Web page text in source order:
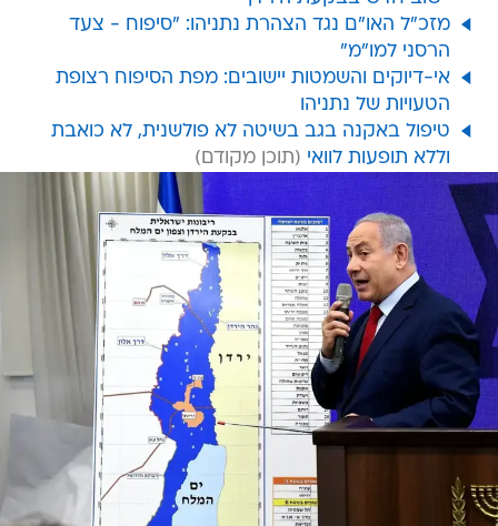
מזכ"ל האו"ם נגד הצהרת נתניהו: "סיפוח - צעד
הרסני למו"מ"
אי-דיוקים והשמטות יישובים: מפת הסיפוח רצופת
הטעויות של נתניהו
טיפול באקנה בגב בשיטה לא פולשנית, לא כואבת
וללא תופעות לוואי